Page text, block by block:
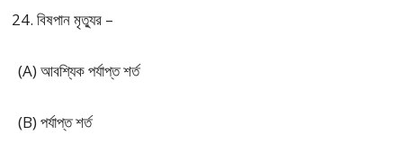
বিষপান মৃত্যুর –
(A) আবশ্যিক পর্যাপ্ত শর্ত
(B) পর্যাপ্ত শর্ত